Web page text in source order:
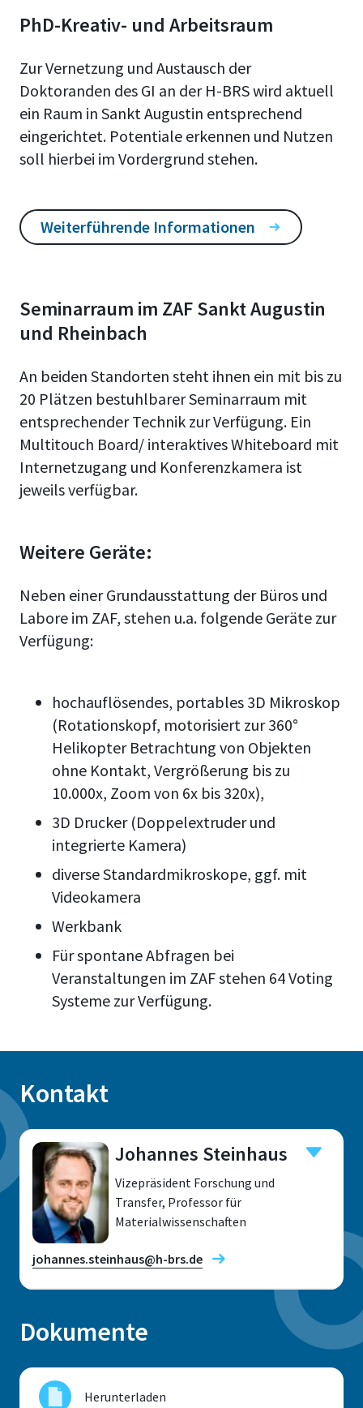
PhD-Kreativ- und Arbeitsraum
Zur Vernetzung und Austausch der
Doktoranden des GI an der H-BRS wird aktuell
ein Raum in Sankt Augustin entsprechend
eingerichtet. Potentiale erkennen und Nutzen
soll hierbei im Vordergrund stehen.
Weiterführende Informationen
Seminarraum im ZAF Sankt Augustin
und Rheinbach
An beiden Standorten steht ihnen ein mit bis zu
20 Plätzen bestuhlbarer Seminarraum mit
entsprechender Technik zur Verfügung. Ein
Multitouch Board/ interaktives Whiteboard mit
Internetzugang und Konferenzkamera ist
jeweils verfügbar.
Weitere Geräte:
Neben einer Grundausstattung der Büros und
Labore im ZAF, stehen u.a. folgende Geräte zur
Verfügung:
hochauflösendes, portables 3D Mikroskop
(Rotationskopf, motorisiert zur 360°
Helikopter Betrachtung von Objekten
ohne Kontakt, Vergrößerung bis zu
10.000x, Zoom von 6x bis 320x),
3D Drucker (Doppelextruder und
integrierte Kamera)
diverse Standardmikroskope, ggf. mit
Videokamera
Werkbank
Für spontane Abfragen bei
Veranstaltungen im ZAF stehen 64 Voting
Systeme zur Verfügung.
Kontakt
Johannes Steinhaus
Vizepräsident Forschung und
Transfer, Professor für
Materialwissenschaften
johannes.steinhaus@h-brs.de
Forschungsfelder
Dokumente
Herunterladen